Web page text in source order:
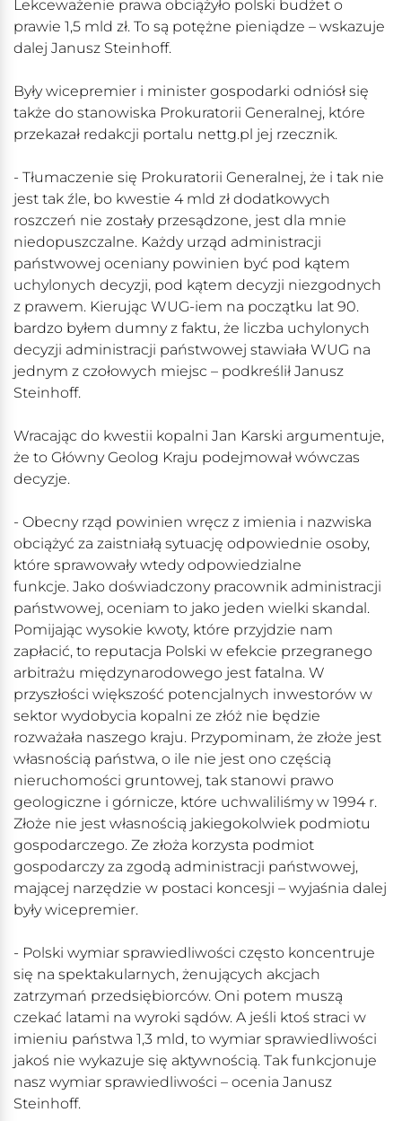
Lekceważenie prawa obciążyło polski budżet o
prawie 1,5 mld zł. To są potężne pieniądze – wskazuje
dalej Janusz Steinhoff.
Były wicepremier i minister gospodarki odniósł się
także do stanowiska Prokuratorii Generalnej, które
przekazał redakcji portalu nettg.pl jej rzecznik.
- Tłumaczenie się Prokuratorii Generalnej, że i tak nie
jest tak źle, bo kwestie 4 mld zł dodatkowych
roszczeń nie zostały przesądzone, jest dla mnie
niedopuszczalne. Każdy urząd administracji
państwowej oceniany powinien być pod kątem
uchylonych decyzji, pod kątem decyzji niezgodnych
z prawem. Kierując WUG-iem na początku lat 90.
bardzo byłem dumny z faktu, że liczba uchylonych
decyzji administracji państwowej stawiała WUG na
jednym z czołowych miejsc – podkreślił Janusz
Steinhoff.
Wracając do kwestii kopalni Jan Karski argumentuje,
że to Główny Geolog Kraju podejmował wówczas
decyzje.
- Obecny rząd powinien wręcz z imienia i nazwiska
obciążyć za zaistniałą sytuację odpowiednie osoby,
które sprawowały wtedy odpowiedzialne
funkcje. Jako doświadczony pracownik administracji
państwowej, oceniam to jako jeden wielki skandal.
Pomijając wysokie kwoty, które przyjdzie nam
zapłacić, to reputacja Polski w efekcie przegranego
arbitrażu międzynarodowego jest fatalna. W
przyszłości większość potencjalnych inwestorów w
sektor wydobycia kopalni ze złóż nie będzie
rozważała naszego kraju. Przypominam, że złoże jest
własnością państwa, o ile nie jest ono częścią
nieruchomości gruntowej, tak stanowi prawo
geologiczne i górnicze, które uchwaliliśmy w 1994 r.
Złoże nie jest własnością jakiegokolwiek podmiotu
gospodarczego. Ze złoża korzysta podmiot
gospodarczy za zgodą administracji państwowej,
mającej narzędzie w postaci koncesji – wyjaśnia dalej
były wicepremier.
- Polski wymiar sprawiedliwości często koncentruje
się na spektakularnych, żenujących akcjach
zatrzymań przedsiębiorców. Oni potem muszą
czekać latami na wyroki sądów. A jeśli ktoś straci w
imieniu państwa 1,3 mld, to wymiar sprawiedliwości
jakoś nie wykazuje się aktywnością. Tak funkcjonuje
nasz wymiar sprawiedliwości – ocenia Janusz
Steinhoff.